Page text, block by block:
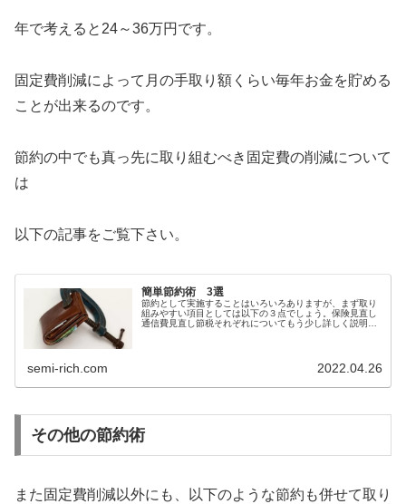
年で考えると24～36万円です。
固定費削減によって月の手取り額くらい毎年お金を貯める
ことが出来るのです。
節約の中でも真っ先に取り組むべき固定費の削減について
は
以下の記事をご覧下さい。
簡単節約術 3選
節約として実施することはいろいろありますが、まず取り
組みやすい項目としては以下の３点でしょう。保険見直し
通信費見直し節税それぞれについてもう少し詳しく説明し
semi-rich.com 2022.04.26
その他の節約術
また固定費削減以外にも、以下のような節約も併せて取り